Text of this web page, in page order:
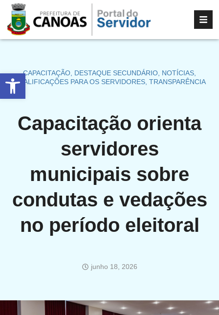
Abrir a barra de ferramentas
CAPACITAÇÃO DESTAQUE SECUNDÁRIO NOTÍCIAS
QUALIFICAÇÕES PARA OS SERVIDORES TRANSPARÊNCIA
Capacitação orienta
servidores
municipais sobre
condutas e vedações
no período eleitoral
junho 18, 2026